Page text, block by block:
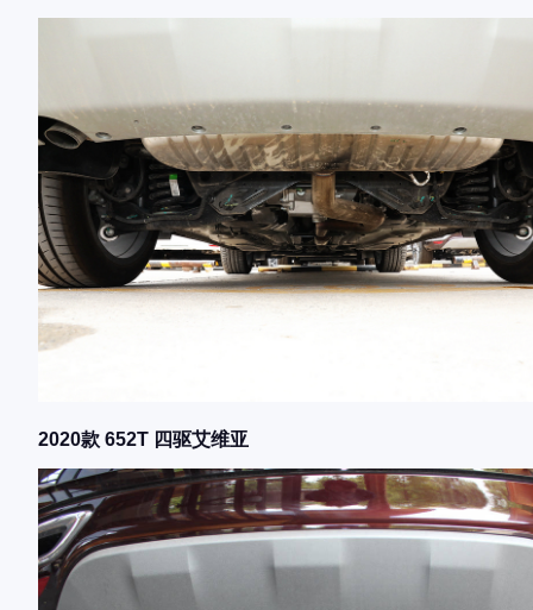
2020款 652T 四驱艾维亚